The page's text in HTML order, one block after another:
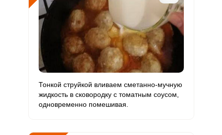
Тонкой струйкой вливаем сметанно-мучную
жидкость в сковородку с томатным соусом,
одновременно помешивая.
ОТПРАВИТЬ СООБЩЕНИЕ